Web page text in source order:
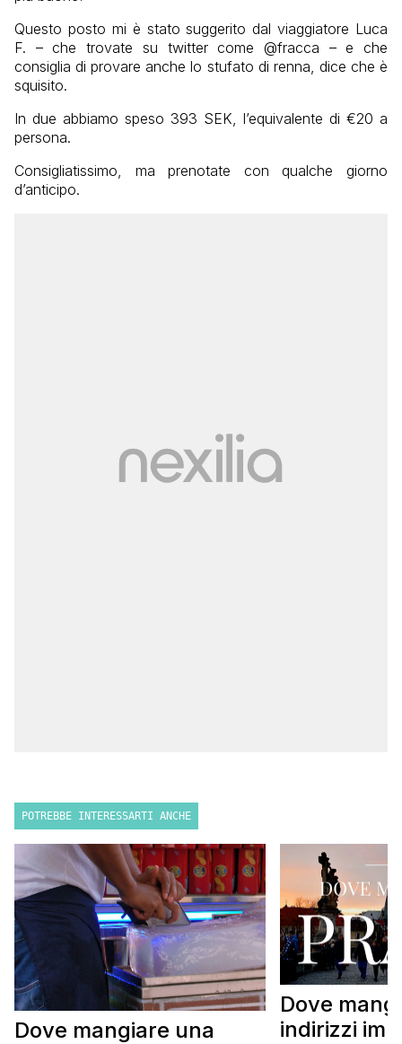
Questo posto mi è stato suggerito dal viaggiatore Luca
F. – che trovate su twitter come @fracca – e che
consiglia di provare anche lo stufato di renna, dice che è
squisito.
In due abbiamo speso 393 SEK, l’equivalente di €20 a
persona.
Consigliatissimo, ma prenotate con qualche giorno
d’anticipo.
POTREBBE INTERESSARTI ANCHE
Dove mangiare una
Dove
indirizzi